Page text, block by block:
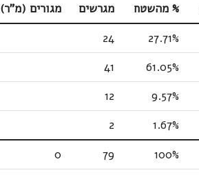
% מהשטח מגרשים מגורים (מ"ר)
27.71%
24
61.05%
41
9.57%
12
1.67%
2
100%
79
0